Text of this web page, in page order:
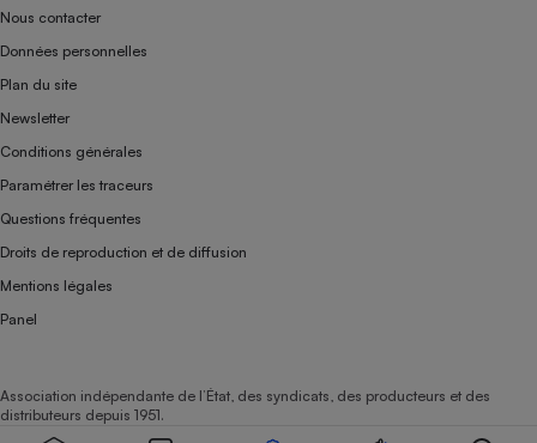
Nous contacter
Données personnelles
Plan du site
Newsletter
Conditions générales
Paramétrer les traceurs
Questions fréquentes
Droits de reproduction et de diffusion
Mentions légales
Panel
Association indépendante de l’État, des syndicats, des producteurs et des
distributeurs depuis 1951.